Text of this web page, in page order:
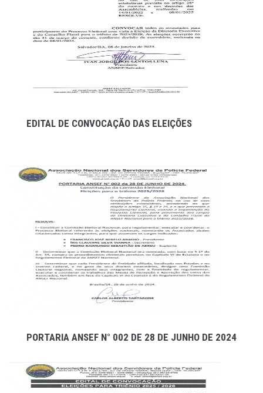
EDITAL DE CONVOCAÇÃO DAS ELEIÇÕES
PORTARIA ANSEF N° 002 DE 28 DE JUNHO DE 2024